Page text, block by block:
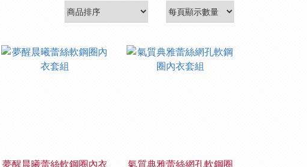
夢醒晨曦蕾絲軟鋼圈內衣
氣質典雅蕾絲網孔軟鋼圈